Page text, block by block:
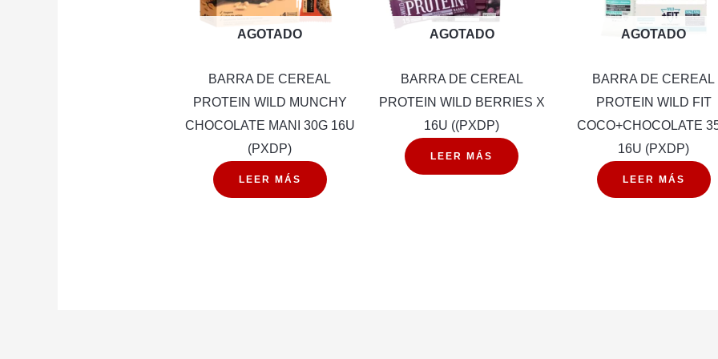
AGOTADO
BARRA DE CEREAL
PROTEIN WILD MUNCHY
CHOCOLATE MANI 30G 16U
(PXDP)
LEER MÁS
AGOTADO
BARRA DE CEREAL
PROTEIN WILD BERRIES X
16U ((PXDP)
LEER MÁS
AGOTADO
BARRA DE CEREAL
PROTEIN WILD FIT
COCO+CHOCOLATE
16U (PXDP)
LEER MÁS